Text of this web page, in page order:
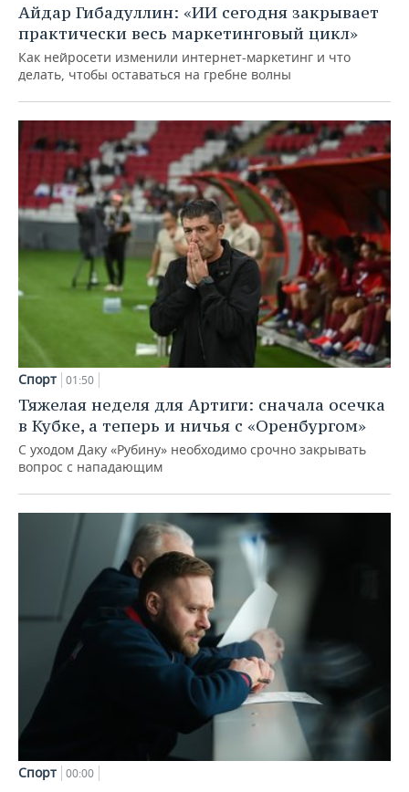
Айдар Гибадуллин: «ИИ сегодня закрывает
практически весь маркетинговый цикл»
Как нейросети изменили интернет-маркетинг и что
делать, чтобы оставаться на гребне волны
Спорт 01:50
Тяжелая неделя для Артиги: сначала осечка
в Кубке, а теперь и ничья с «Оренбургом»
С уходом Даку «Рубину» необходимо срочно закрывать
вопрос с нападающим
Спорт 00:00